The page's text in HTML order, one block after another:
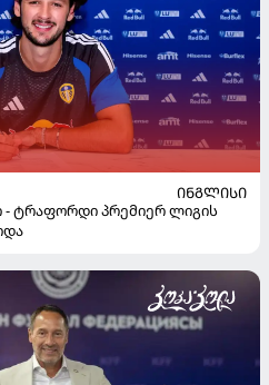
ᲘᲜᲒᲚᲘᲡᲘ
- ტრაფორდი პრემიერ ლიგის